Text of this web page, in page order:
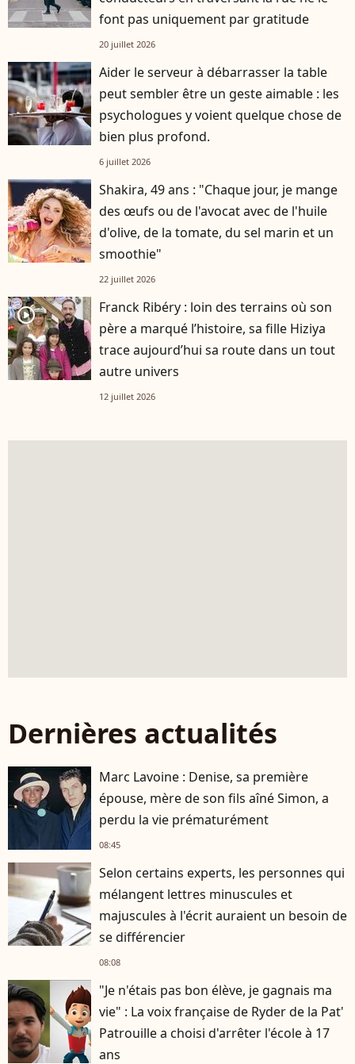
font pas uniquement par gratitude
20 juillet 2026
Aider le serveur à débarrasser la table
peut sembler être un geste aimable : les
psychologues y voient quelque chose de
bien plus profond.
6 juillet 2026
Shakira, 49 ans : "Chaque jour, je mange
des œufs ou de l'avocat avec de l'huile
d'olive, de la tomate, du sel marin et un
smoothie"
22 juillet 2026
player2
Franck Ribéry : loin des terrains où son
père a marqué l’histoire, sa fille Hiziya
trace aujourd’hui sa route dans un tout
autre univers
12 juillet 2026
Dernières actualités
Marc Lavoine : Denise, sa première
épouse, mère de son fils aîné Simon, a
perdu la vie prématurément
08:45
Selon certains experts, les personnes qui
mélangent lettres minuscules et
majuscules à l'écrit auraient un besoin de
se différencier
08:08
"Je n'étais pas bon élève, je gagnais ma
vie" : La voix française de Ryder de la Pat'
Patrouille a choisi d'arrêter l'école à 17
ans